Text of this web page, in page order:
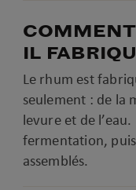
IL
Le rhum est
seulement : de la
levure et de
fermentation,
assemblés.